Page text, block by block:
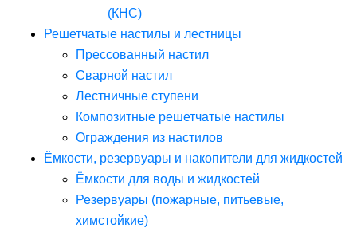
(КНС)
Решетчатые настилы и лестницы
Прессованный настил
Сварной настил
Лестничные ступени
Композитные решетчатые настилы
Ограждения из настилов
Ёмкости, резервуары и накопители для жидкостей
Ёмкости для воды и жидкостей
Резервуары (пожарные, питьевые,
химстойкие)